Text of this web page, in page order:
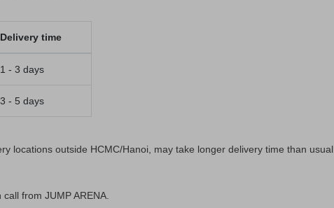
Delivery time
1 - 3 days
3 - 5 days
locations outside HCMC/Hanoi, may take longer delivery time than usual.
from JUMP ARENA.